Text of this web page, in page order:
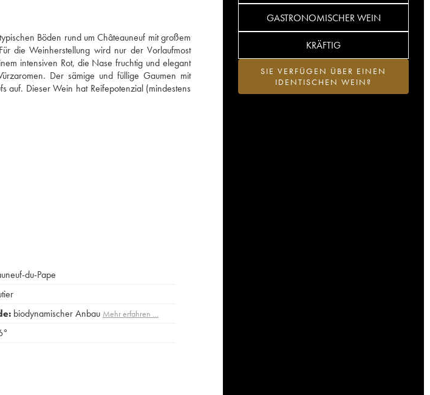
Böden rund um Châteauneuf mit großem
die Weinherstellung wird nur der Vorlaufmost
intensiven Rot, die Nase fruchtig und elegant
Der sämige und füllige Gaumen mit
auf. Dieser Wein hat Reifepotenzial (mindestens
GASTRONOMISCHER WEIN
KRÄFTIG
SIE VERFÜGEN ÜBER EINEN
IDENTISCHEN WEIN?
du-Pape
biodynamischer Anbau Mehr erfahren …